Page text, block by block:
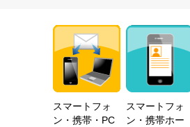
スマートフォ
ン・携帯・PC
スマートフォ
ン・携帯ホー